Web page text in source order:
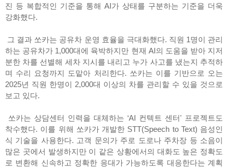
진 등 복합적인 기준을 통해 AI가 상태를 구분하는 기준을 더욱
강화했다.
그 결과 쏘카는 공유차 운영 효율을 극대화했다. 직원 1명이 관리
하는 공유차가 1,000대에 육박하지만 현재 AI의 도움을 받아 지저
분한 차를 선별해 세차 지시를 내리고 누가 사고를 냈는지 추적하
며 수리 요청까지 도맡아 처리한다. 쏘카는 이를 기반으로 오는
2025년 직원 한명이 2,000대 이상의 차를 관리할 수 있을 것으로
보고 있다.
쏘카는 상담센터 인력을 대체하는 ‘AI 컨텍트 센터' 프로젝트도
착수했다. 이를 위해 쏘카가 개발한 STT(Speech to Text) 음성인
식 기술을 사용한다. 고객 문의가 주로 도로나 주차장 등 소음이
많은 곳에서 발생하지만 이 같은 상황에서의 대화도 높은 정확도
로 변환해 신속하고 정확한 응대가 가능하도록 대응한다는 계획